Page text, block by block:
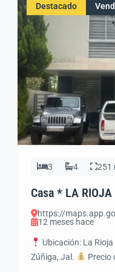
Distribución Sala/
Destacado
3 4 251
Casa * LA RIOJA
Tlajomulco de
https://
12 meses hace
Ubicación: La
Zúñiga, Jal.
Precio